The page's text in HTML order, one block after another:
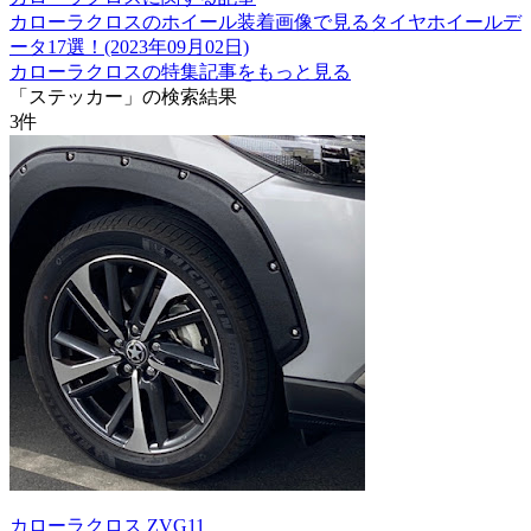
カローラクロスのホイール装着画像で見るタイヤホイールデ
ータ17選！(2023年09月02日)
カローラクロスの特集記事をもっと見る
「ステッカー」の検索結果
3件
カローラクロス ZVG11